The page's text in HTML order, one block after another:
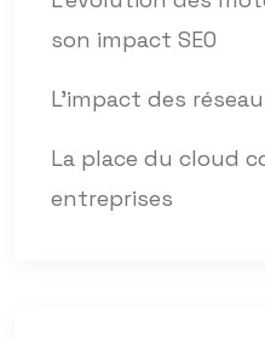
son impact SEO
L’impact des
La place du cloud
entreprises